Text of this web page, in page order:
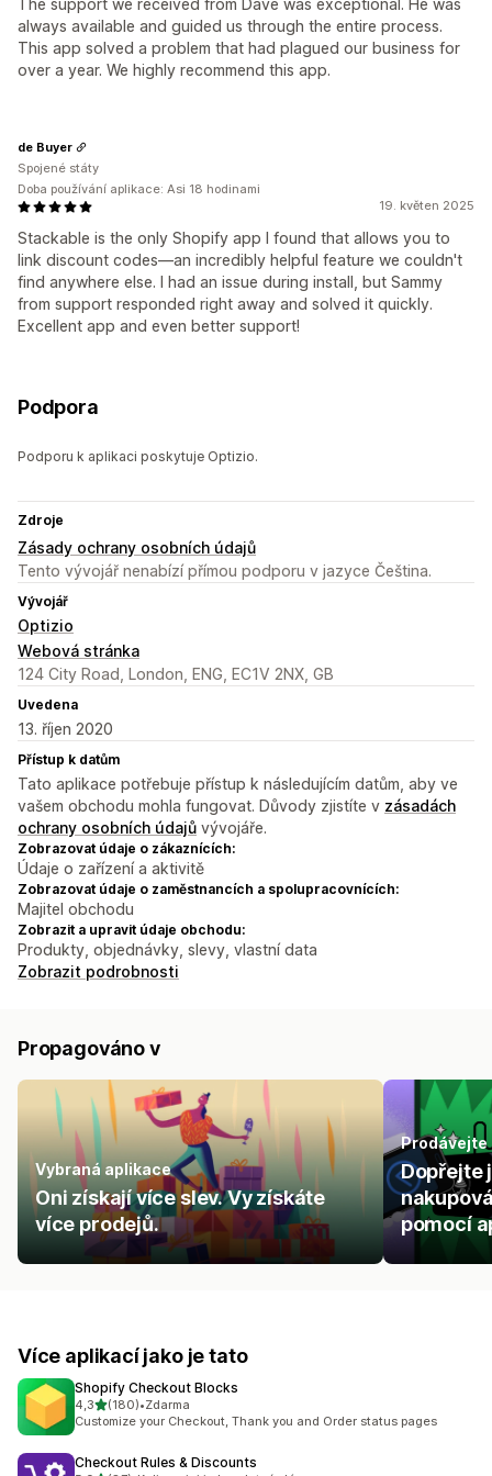
The support we received from Dave was exceptional. He was
always available and guided us through the entire process.
This app solved a problem that had plagued our business for
over a year. We highly recommend this app.
19. květen 2025
Stackable is the only Shopify app I found that allows you to
link discount codes—an incredibly helpful feature we couldn't
find anywhere else. I had an issue during install, but Sammy
from support responded right away and solved it quickly.
Excellent app and even better support!
de Buyer
Spojené státy
Doba používání aplikace: Asi 18 hodinami
Podpora
Podporu k aplikaci poskytuje Optizio.
Zdroje
Zásady ochrany osobních údajů
Tento vývojář nenabízí přímou podporu v jazyce Čeština.
Vývojář
Optizio
Webová stránka
124 City Road, London, ENG, EC1V 2NX, GB
Uvedena
13. říjen 2020
Přístup k datům
Tato aplikace potřebuje přístup k následujícím datům, aby ve
vašem obchodu mohla fungovat. Důvody zjistíte v zásadách
ochrany osobních údajů vývojáře.
Zobrazovat údaje o zákaznících:
Údaje o zařízení a aktivitě
Zobrazovat údaje o zaměstnancích a spolupracovnících:
Majitel obchodu
Zobrazit a upravit údaje obchodu:
Produkty, objednávky, slevy, vlastní data
Zobrazit podrobnosti
Propagováno v
Vybraná aplikace
Oni získají více slev. Vy získáte
více prodejů.
Prodávejte
Dopřejte
pomocí
Více aplikací jako je tato
Shopify Checkout Blocks
4,3z 5 hvězd
(180)
Celkový počet recenzí: 180
•Zdarma
Customize your Checkout, Thank you and Order status pages
Checkout Rules & Discounts